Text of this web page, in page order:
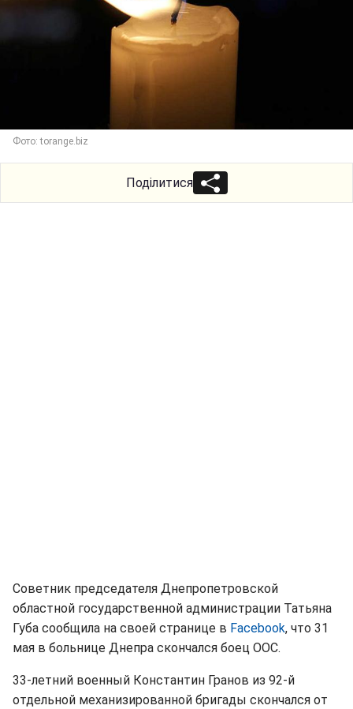
Фото: torange.biz
Поділитися
Советник председателя Днепропетровской
областной государственной администрации Татьяна
Губа сообщила на своей странице в Facebook, что 31
мая в больнице Днепра скончался боец ООС.
33-летний военный Константин Гранов из 92-й
отдельной механизированной бригады скончался от